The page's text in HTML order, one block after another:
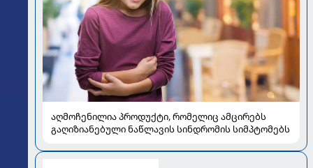
აღმოჩენილია პროდუქტი, რომელიც ამცირებს
გაღიზიანებული ნაწლავის სინდრომის სიმპტომებს